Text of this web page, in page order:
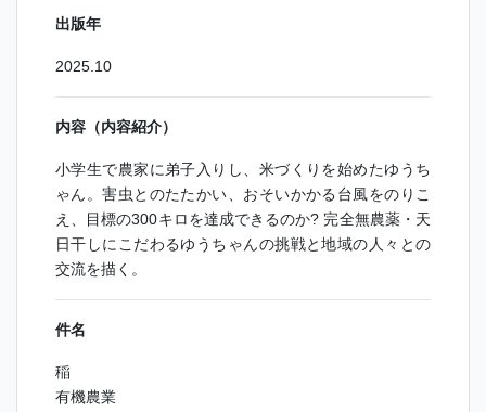
出版年
2025.10
内容（内容紹介）
小学生で農家に弟子入りし、米づくりを始めたゆうち
ゃん。害虫とのたたかい、おそいかかる台風をのりこ
え、目標の300キロを達成できるのか? 完全無農薬・天
日干しにこだわるゆうちゃんの挑戦と地域の人々との
交流を描く。
件名
稲
有機農業